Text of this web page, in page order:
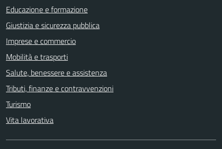
Educazione e formazione
Giustizia e sicurezza pubblica
Imprese e commercio
Mobilità e trasporti
Salute, benessere e assistenza
Tributi, finanze e contravvenzioni
Turismo
Vita lavorativa